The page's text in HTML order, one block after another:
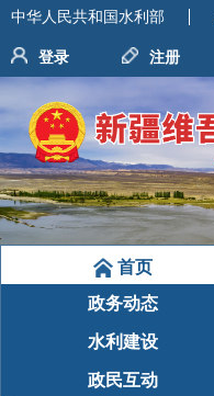
中华人民共和国水利部
登录 注册
首页
政务动态
水利建设
政民互动